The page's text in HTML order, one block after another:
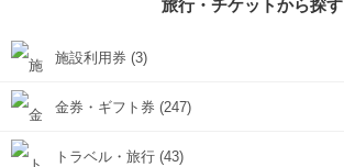
旅行・チケットから探す
施設利用券 (3)
金券・ギフト券 (247)
トラベル・旅行 (43)